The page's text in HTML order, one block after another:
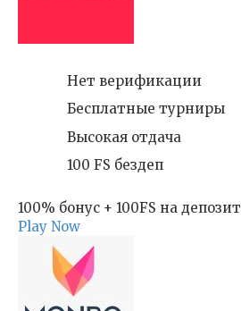
Нет верификации
Бесплатные турниры
Высокая отдача
100 FS бездеп
100% бонус + 100FS на депозит
Play Now